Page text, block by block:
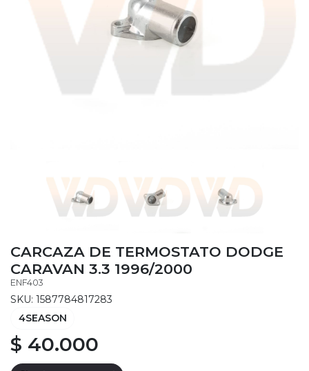
CARCAZA DE TERMOSTATO DODGE
CARAVAN 3.3 1996/2000
ENF403
SKU: 1587784817283
4SEASON
$ 40.000